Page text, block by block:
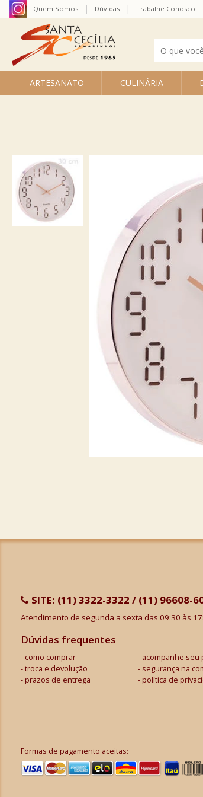
ARTESANATO CULINÁRIA
Quem Somos Dúvidas Trabalhe Conosco
SITE: (11) 3322-3322 / (11) 96608-
Atendimento de segunda a sexta das 09:30 às
Dúvidas frequentes
como comprar
acompanhe seu
troca e devolução
segurança na
prazos de entrega
política de
Formas de pagamento aceitas: